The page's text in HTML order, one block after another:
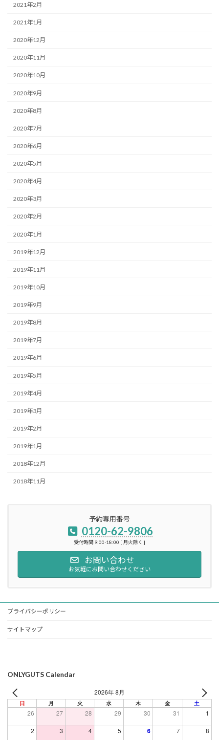
2021年2月
2021年1月
2020年12月
2020年11月
2020年10月
2020年9月
2020年8月
2020年7月
2020年6月
2020年5月
2020年4月
2020年3月
2020年2月
2020年1月
2019年12月
2019年11月
2019年10月
2019年9月
2019年8月
2019年7月
2019年6月
2019年5月
2019年4月
2019年3月
2019年2月
2019年1月
2018年12月
2018年11月
予約専用番号
0120-62-9806
受付時間 9:00-18:00 [ 月火除く ]
お問い合わせ
お気軽にお問い合わせください
プライバシーポリシー
サイトマップ
ONLYGUTS Calendar
2026年 8月
日 月 火 水 木 金 土
26 27 28 29 30 31 1
2 3 4 5 6 7 8